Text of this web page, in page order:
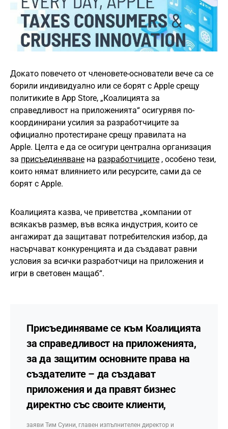
Докато повечето от членовете-основатели вече са се
борили индивидуално или се борят с Apple срещу
политикиte в App Store, „Коалицията за
справедливост на приложенията“ осигурявя по-
координирани усилия за разработчиците за
официално протестиране срещу правилата на
Apple. Целта е да се осигури централна организация
за присъединяване на разработчиците , особено тези,
които нямат влиянието или ресурсите, сами да се
борят с Apple.
Коалицията казва, че приветства „компании от
всякакъв размер, във всяка индустрия, които се
ангажират да защитават потребителския избор, да
насърчават конкуренцията и да създават равни
условия за всички разработчици на приложения и
игри в световен мащаб“.
Присъединяваме се към Коалицията
за справедливост на приложенията,
за да защитим основните права на
създателите – да създават
приложения и да правят бизнес
директно със своите клиенти,
заяви Тим Суини, главен изпълнителен директор и